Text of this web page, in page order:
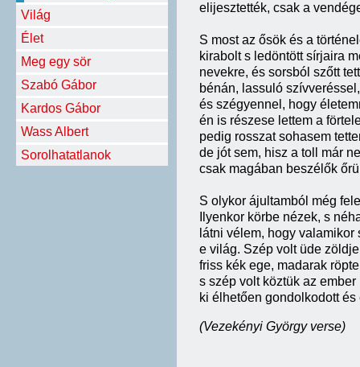
Világ
Élet
Meg egy sör
Szabó Gábor
Kardos Gábor
Wass Albert
Sorolhatatlanok
elijesztették, csak a
S most az ősök és a
kirabolt s ledöntött sírjaira
nevekre, és sorsból szőtt
bénán, lassuló szívveréssel,
és szégyennel, hogy
én is részese lettem a
pedig rosszat sohasem
de jót sem, hisz a toll már
csak magában beszélők
S olykor ájultamból még
Ilyenkor körbe nézek, s
látni vélem, hogy valamikor
e világ. Szép volt üde
friss kék ege, madarak
s szép volt köztük az ember
ki élhetően gondolkodott és
(Vezekényi György verse)